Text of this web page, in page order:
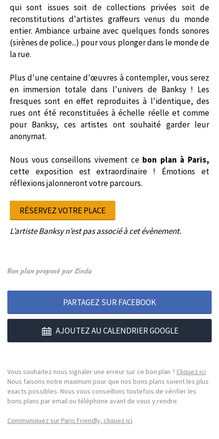
qui sont issues soit de collections privées soit de
reconstitutions d'artistes graffeurs venus du monde
entier. Ambiance urbaine avec quelques fonds sonores
(sirènes de police...) pour vous plonger dans le monde de
la rue.
Plus d'une centaine d'œuvres à contempler, vous serez
en immersion totale dans l'univers de Banksy ! Les
fresques sont en effet reproduites à l'identique, des
rues ont été reconstituées à échelle réelle et comme
pour Banksy, ces artistes ont souhaité garder leur
anonymat.
Nous vous conseillons vivement cebon plan à Paris,
cette exposition est extraordinaire ! Émotions et
réflexions jalonneront votre parcours.
RÉSERVEZ VOTRE PLACE
L’artiste Banksy n’est pas associé à cet évènement.
Bon plan proposé par Linda
PARTAGEZ SUR FACEBOOK
AJOUTEZ AU CALENDRIER GOOGLE
Vous souhaitez nous signaler une erreur sur ce bon plan ? Cliquez ici
Nous faisons notre maximum pour que nos bons plans soient les plus
exacts possibles. Nous vous conseillons toutefois de vérifier les
bons plans par email ou téléphone avant de vous y rendre.
Communiquez sur Paris Friendly, cliquez ici